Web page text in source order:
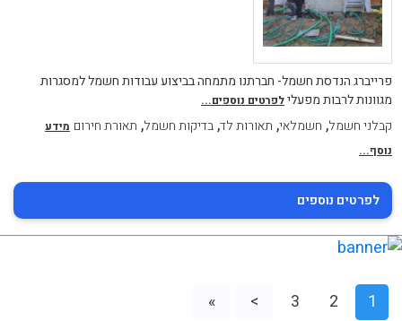
פרייברג הנדסת חשמל- חברתנו מתמחה בביצוע עבודות חשמל למסגרות
מגוונות לרבות מפעלילפרטים נוספים...
קבלני חשמל, חשמלאי, תאורות לד,בדיקות חשמל, תאורת חירום מידע
נוסף...
לפרטים נוספים
1
2
3
>
»